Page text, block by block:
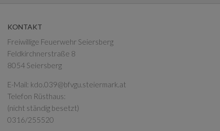
KONTAKT
Freiwillige Feuerwehr Seiersberg
Feldkirchnerstraße 8
8054 Seiersberg
E-Mail: kdo.039@bfvgu.steiermark.at
Telefon Rüsthaus:
(nicht ständig besetzt)
0316/255520